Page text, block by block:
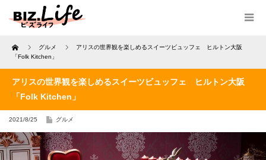
Home グルメ
アリスの世界観を楽しめるスイーツビュッフェ ヒルトン大阪
「Folk Kitchen」
アリスの世界観を楽しめるスイーツビュッフェ ヒルトン大阪
「Folk Kitchen」
2021/8/25 グルメ